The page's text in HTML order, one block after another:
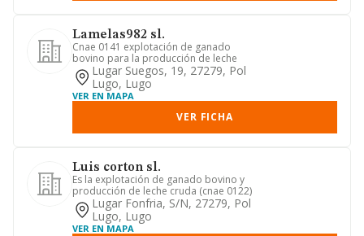
Lamelas982 sl.
Cnae 0141 explotación de ganado
bovino para la producción de leche
Lugar Suegos, 19, 27279, Pol
Lugo, Lugo
VER EN MAPA
VER FICHA
Luis corton sl.
Es la explotación de ganado bovino y
producción de leche cruda (cnae 0122)
Lugar Fonfria, S/n, 27279, Pol
Lugo, Lugo
VER EN MAPA